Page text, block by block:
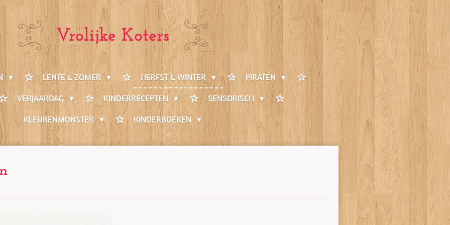
Vrolijke Koters
LENTE & ZOMER HERFST & WINTER
PIRATEN
VERJAARDAG KINDERRECEPTEN
SENSORISCH
KLEURENMONSTER
KINDERBOEKEN